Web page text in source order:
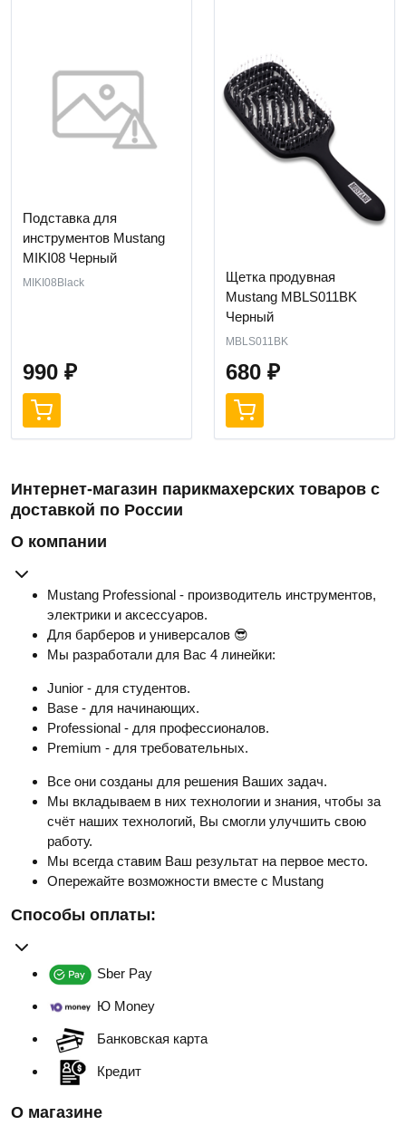
Подставка для
инструментов Mustang
MIKI08 Черный
MIKI08Black
990 ₽
Щетка продувная
Mustang MBLS011BK
Черный
MBLS011BK
680 ₽
Интернет-магазин парикмахерских товаров с
доставкой по России
О компании
Mustang Professional - производитель инструментов,
электрики и аксессуаров.
Для барберов и универсалов 😎
Мы разработали для Вас 4 линейки:
Junior - для студентов.
Base - для начинающих.
Professional - для профессионалов.
Premium - для требовательных.
Все они созданы для решения Ваших задач.
Мы вкладываем в них технологии и знания, чтобы за
счёт наших технологий, Вы смогли улучшить свою
работу.
Мы всегда ставим Ваш результат на первое место.
Опережайте возможности вместе с Mustang
Способы оплаты:
Sber Pay
Ю Money
Банковская карта
Кредит
О магазине